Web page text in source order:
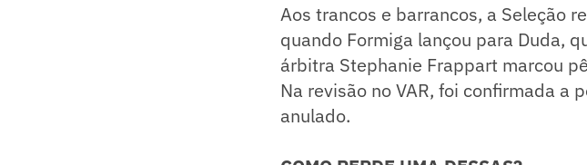
Aos trancos e barrancos, a Seleção
quando Formiga lançou para Duda,
árbitra Stephanie Frappart marcou
Na revisão no VAR, foi confirmada a
anulado.